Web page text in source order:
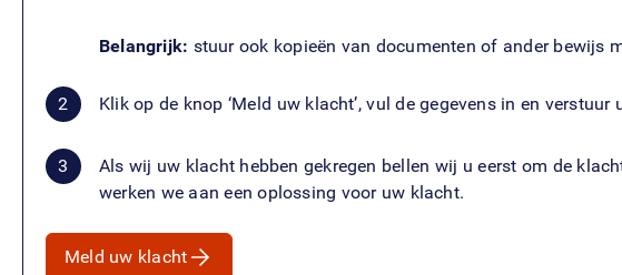
Belangrijk: stuur ook kopieën van documenten of ander bewijs
Klik op de knop ‘Meld uw klacht’, vul de gegevens in en verstuur
Als wij uw klacht hebben gekregen bellen wij u eerst om de
werken we aan een oplossing voor uw klacht.
Meld uw klacht